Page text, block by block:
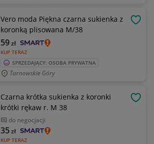
Vero moda Piękna czarna sukienka z
koronką plisowana M/38
KUP TERAZ
59zł
SPRZEDAJĄCY: OSOBA PRYWATNA
Tarnowskie Góry
Czarna krótka sukienka z koronki
krótki rękaw r. M 38
do negocjacji
KUP TERAZ
35zł